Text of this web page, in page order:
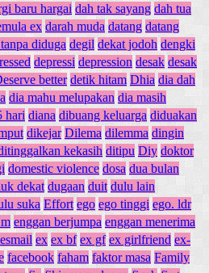
baru hargai dah tak sayang dah tua
ex darah muda datang datang
diduga degil dekat jodoh dengki
depressi depression desak desak
better detik hitam Dhia dia dah
dia mahu melupakan dia masih
hari diana dibuang keluarga diduakan
dikejar Dilema dilemma dingin
kekasih ditipu Diy doktor
domestic violence dosa dua bulan
dekat dugaan duit dulu lain
suka Effort ego ego tinggi ego. ldr
enggan berjumpa enggan menerima
esmail ex ex bf ex gf ex girlfriend ex-
facebook faham faktor masa Family